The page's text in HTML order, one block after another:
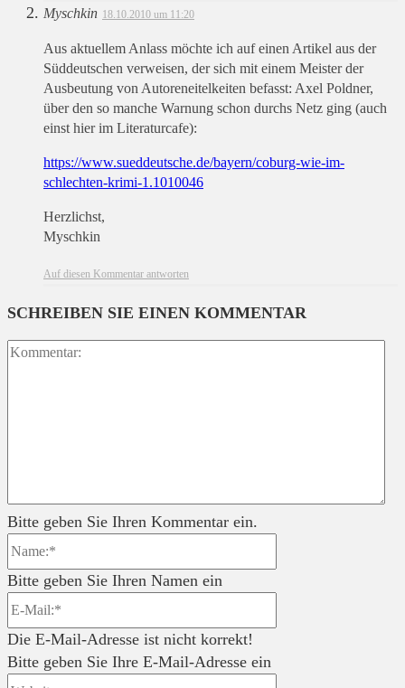
Myschkin 18.10.2010 um 11:20
Aus aktuellem Anlass möchte ich auf einen Artikel aus der
Süddeutschen verweisen, der sich mit einem Meister der
Ausbeutung von Autoreneitelkeiten befasst: Axel Poldner,
über den so manche Warnung schon durchs Netz ging (auch
einst hier im Literaturcafe):
https://www.sueddeutsche.de/bayern/coburg-wie-im-
schlechten-krimi-1.1010046
Herzlichst,
Myschkin
Auf diesen Kommentar antworten
SCHREIBEN SIE EINEN KOMMENTAR
Bitte geben Sie Ihren Kommentar ein.
Bitte geben Sie Ihren Namen ein
Mail:*
Die E-Mail-Adresse ist nicht korrekt!
Bitte geben Sie Ihre E-Mail-Adresse ein